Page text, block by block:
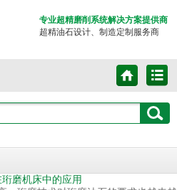
专业超精磨削系统解决方案提供商
超精油石设计、制造定制服务商
磨机床中的应用